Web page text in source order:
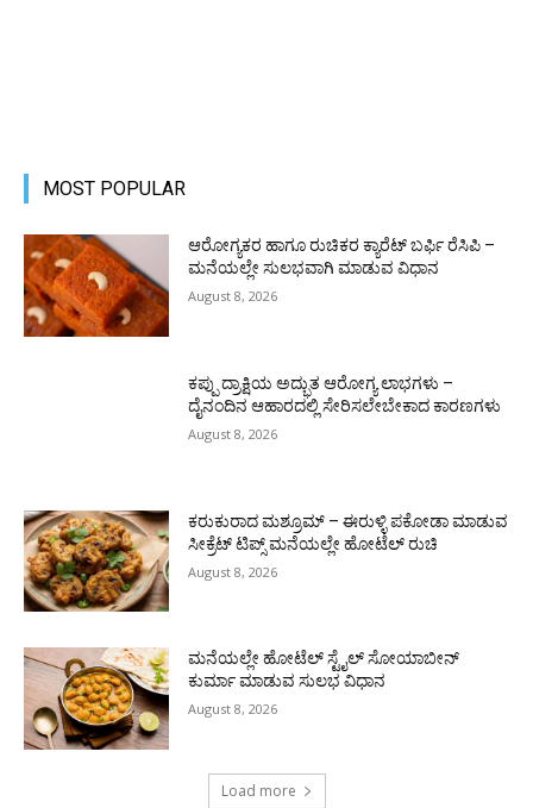
MOST POPULAR
ಆರೋಗ್ಯಕರ ಹಾಗೂ ರುಚಿಕರ ಕ್ಯಾರೆಟ್ ಬರ್ಫಿ ರೆಸಿಪಿ –
ಮನೆಯಲ್ಲೇ ಸುಲಭವಾಗಿ ಮಾಡುವ ವಿಧಾನ
August 8, 2026
ಕಪ್ಪು ದ್ರಾಕ್ಷಿಯ ಅದ್ಭುತ ಆರೋಗ್ಯ ಲಾಭಗಳು –
ದೈನಂದಿನ ಆಹಾರದಲ್ಲಿ ಸೇರಿಸಲೇಬೇಕಾದ ಕಾರಣಗಳು
August 8, 2026
ಕರುಕುರಾದ ಮಶ್ರೂಮ್ – ಈರುಳ್ಳಿ ಪಕೋಡಾ ಮಾಡುವ
ಸೀಕ್ರೆಟ್ ಟಿಪ್ಸ್ ಮನೆಯಲ್ಲೇ ಹೋಟೆಲ್ ರುಚಿ
August 8, 2026
ಮನೆಯಲ್ಲೇ ಹೋಟೆಲ್ ಸ್ಟೈಲ್ ಸೋಯಾಬೀನ್
ಕುರ್ಮಾ ಮಾಡುವ ಸುಲಭ ವಿಧಾನ
August 8, 2026
Load more